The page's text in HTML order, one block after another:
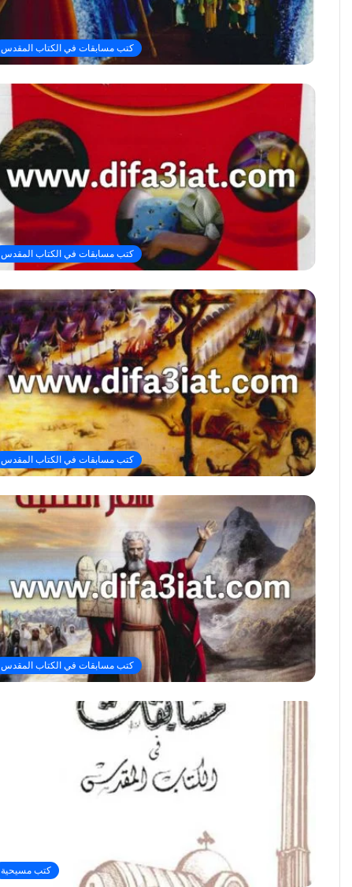
كتب مسابقات في الكتاب المقدس
كتب مسابقات في الكتاب المقدس
كتب مسابقات في الكتاب المقدس
كتب مسابقات في الكتاب المقدس
كتب مسيحية